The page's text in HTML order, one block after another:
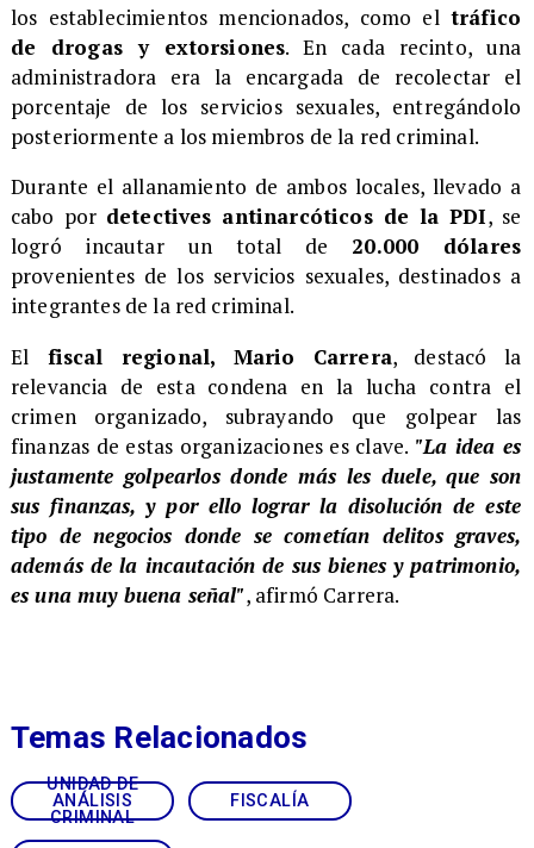
los establecimientos mencionados, como el tráfico
de drogas y extorsiones. En cada recinto, una
administradora era la encargada de recolectar el
porcentaje de los servicios sexuales, entregándolo
posteriormente a los miembros de la red criminal.
​Durante el allanamiento de ambos locales, llevado a
cabo por detectives antinarcóticos de la PDI, se
logró incautar un total de 20.000 dólares
provenientes de los servicios sexuales, destinados a
integrantes de la red criminal.
​El fiscal regional, Mario Carrera, destacó la
relevancia de esta condena en la lucha contra el
crimen organizado, subrayando que golpear las
finanzas de estas organizaciones es clave. "La idea es
justamente golpearlos donde más les duele, que son
sus finanzas, y por ello lograr la disolución de este
tipo de negocios donde se cometían delitos graves,
además de la incautación de sus bienes y patrimonio,
es una muy buena señal", afirmó Carrera.
UNIDAD DE
ANÁLISIS
CRIMINAL
FISCALÍA
Temas Relacionados